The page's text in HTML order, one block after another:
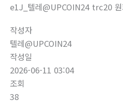
e1J_텔레@UPCOIN24 trc20
작성자
텔레@UPCOIN24
작성일
2026-06-11 03:04
조회
38